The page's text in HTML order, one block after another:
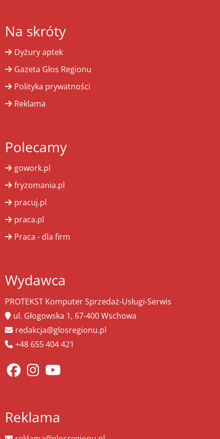
Na skróty
Dyżury aptek
Gazeta Głos Regionu
Polityka prywatności
Reklama
Polecamy
gowork.pl
fryzomania.pl
pracuj.pl
praca.pl
Praca - dla firm
Wydawca
PROTEKST Komputer Sprzedaż-Usługi-Serwis
ul. Głogowska 1, 67-400 Wschowa
redakcja@glosregionu.pl
+48 655 404 421
Reklama